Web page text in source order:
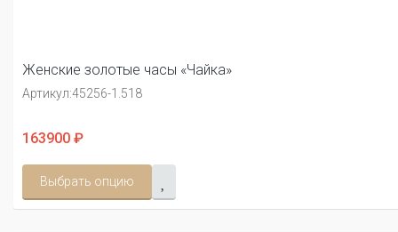
Женские золотые часы «Чайка»
Артикул:45256-1.518
163900 ₽
Выбрать опцию